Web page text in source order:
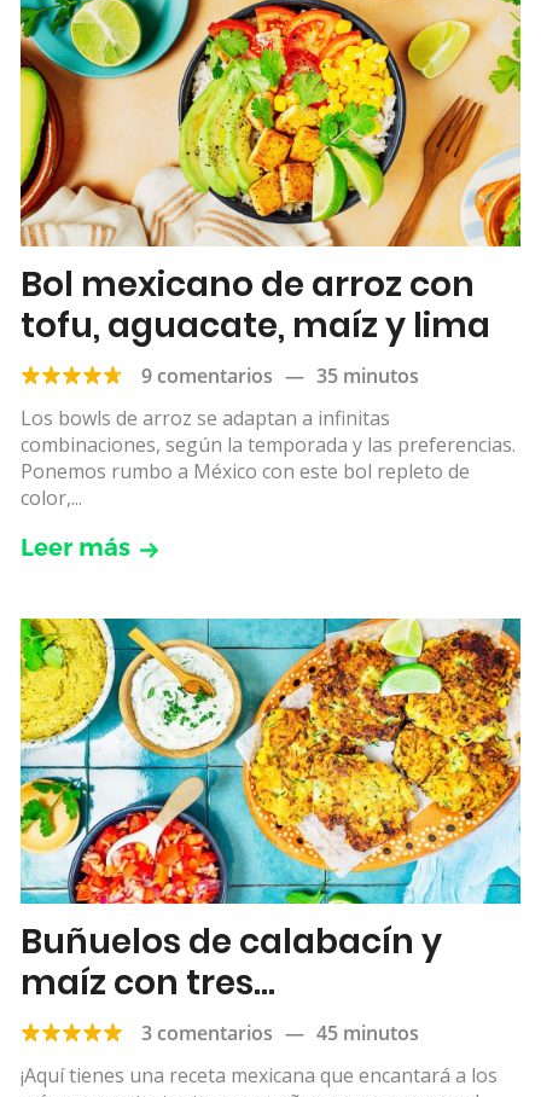
Bol mexicano de arroz con
tofu, aguacate, maíz y lima
9 comentarios — 35 minutos
Los bowls de arroz se adaptan a infinitas
combinaciones, según la temporada y las preferencias.
Ponemos rumbo a México con este bol repleto de
color,...
Leer más
Buñuelos de calabacín y
maíz con tres
acompañamientos
3 comentarios — 45 minutos
¡Aquí tienes una receta mexicana que encantará a los